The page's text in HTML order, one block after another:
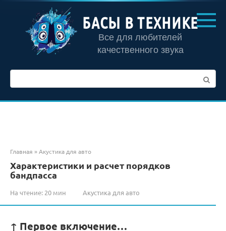
контенту
БАСЫ В ТЕХНИКЕ
Все для любителей
качественного звука
Главная »Акустика для авто
Характеристики и расчет порядков
бандпасса
На чтение: 20 мин Акустика для авто
↑ Первое включение…